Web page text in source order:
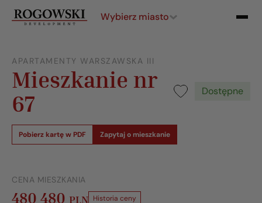
Wybierz miasto
APARTAMENTY WARSZAWSKA III
Mieszkanie nr
67
Dostępne
Pobierz kartę w PDF Zapytaj o mieszkanie
CENA MIESZKANIA
480 480 PLN Historia ceny